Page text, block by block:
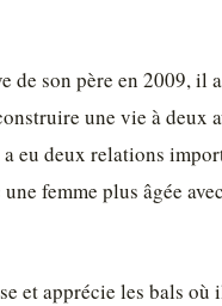
de son père en 2009, il
une vie à deux
eu deux relations
femme plus âgée
et apprécie les bals où